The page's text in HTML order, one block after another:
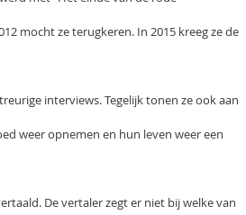
mocht ze terugkeren. In 2015 kreeg ze de
interviews. Tegelijk tonen ze ook aan
weer opnemen en hun leven weer een
De vertaler zegt er niet bij welke van